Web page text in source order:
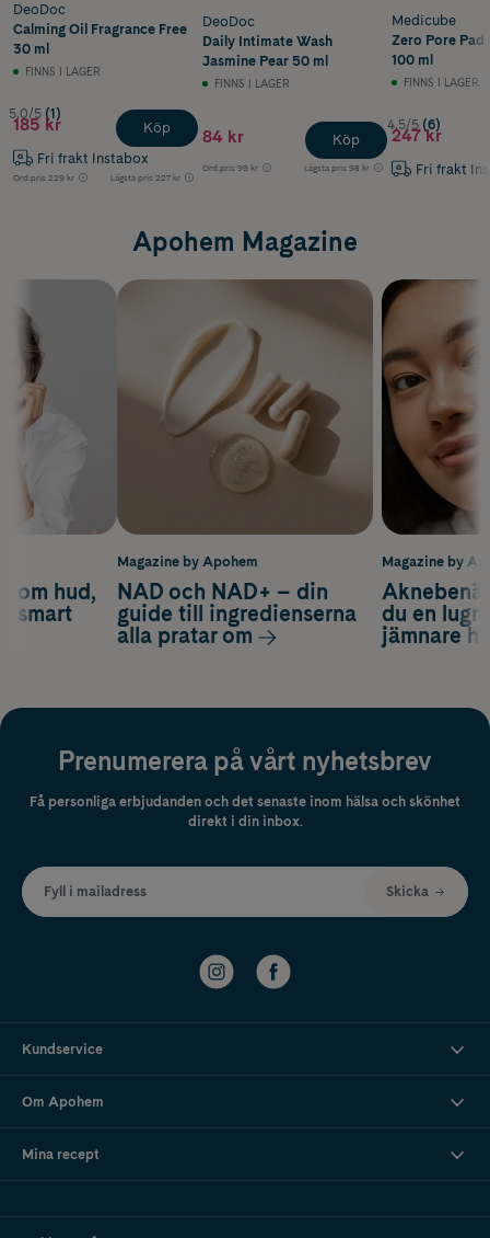
DeoDoc
Calming Oil Fragrance Free
30 ml
FINNS I LAGER
5.0/5 (1)
185 kr
Fri frakt Instabox
Ord.pris 229 kr Lägsta pris 227 kr
Köp
DeoDoc
Daily Intimate Wash
Jasmine Pear 50 ml
FINNS I LAGER
84 kr
Ord.pris 99 kr Lägsta pris 98 kr
Köp
Medicube
Zero Pore Pad
100 ml
FINNS I LAGER
4.5/5 (6)
247 kr
Fri frakt
Apohem Magazine
Magazine by
du en
jämnare
om hud,
smart
Magazine by Apohem
NAD och NAD+ – din
guide till ingredienserna
alla pratar om
Prenumerera på vårt nyhetsbrev
Få personliga erbjudanden och det senaste inom hälsa och skönhet
direkt i din inbox.
Fyll i mailadress Skicka
Kundservice
Om Apohem
Mina recept